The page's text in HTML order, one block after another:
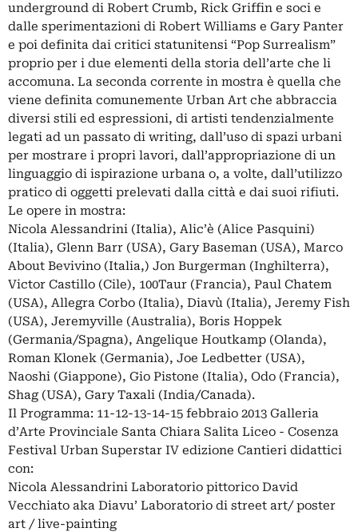
underground di Robert Crumb, Rick Griffin e soci e
dalle sperimentazioni di Robert Williams e Gary Panter
e poi definita dai critici statunitensi “Pop Surrealism”
proprio per i due elementi della storia dell’arte che li
accomuna. La seconda corrente in mostra è quella che
viene definita comunemente Urban Art che abbraccia
diversi stili ed espressioni, di artisti tendenzialmente
legati ad un passato di writing, dall’uso di spazi urbani
per mostrare i propri lavori, dall’appropriazione di un
linguaggio di ispirazione urbana o, a volte, dall’utilizzo
pratico di oggetti prelevati dalla città e dai suoi rifiuti.
Le opere in mostra:
Nicola Alessandrini (Italia), Alic’è (Alice Pasquini)
(Italia), Glenn Barr (USA), Gary Baseman (USA), Marco
About Bevivino (Italia,) Jon Burgerman (Inghilterra),
Victor Castillo (Cile), 100Taur (Francia), Paul Chatem
(USA), Allegra Corbo (Italia), Diavù (Italia), Jeremy Fish
(USA), Jeremyville (Australia), Boris Hoppek
(Germania/Spagna), Angelique Houtkamp (Olanda),
Roman Klonek (Germania), Joe Ledbetter (USA),
Naoshi (Giappone), Gio Pistone (Italia), Odo (Francia),
Shag (USA), Gary Taxali (India/Canada).
Il Programma: 11-12-13-14-15 febbraio 2013 Galleria
d’Arte Provinciale Santa Chiara Salita Liceo - Cosenza
Festival Urban Superstar IV edizione Cantieri didattici
con:
Nicola Alessandrini Laboratorio pittorico David
Vecchiato aka Diavu’ Laboratorio di street art/ poster
art / live-painting